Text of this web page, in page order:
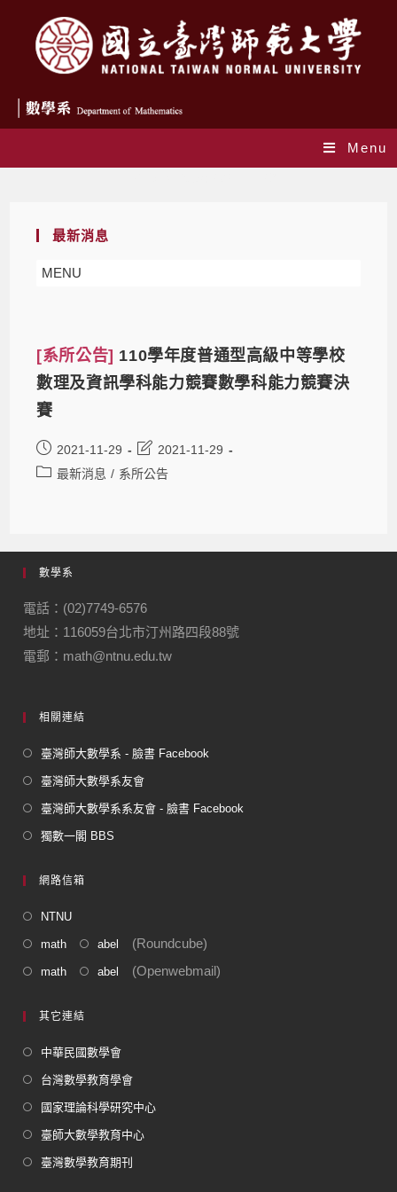
Menu
最新消息
MENU
[系所公告] 110學年度普通型高級中等學校
數理及資訊學科能力競賽數學科能力競賽決
賽
2021-11-29
2021-11-29
最新消息 / 系所公告
數學系
電話：(02)7749-6576
地址：116059台北市汀州路四段88號
電郵：math@ntnu.edu.tw
相關連結
臺灣師大數學系 - 臉書 Facebook
臺灣師大數學系友會
臺灣師大數學系系友會 - 臉書 Facebook
獨數一閣 BBS
網路信箱
NTNU
math abel (Roundcube)
math abel (Openwebmail)
其它連結
中華民國數學會
台灣數學教育學會
國家理論科學研究中心
臺師大數學教育中心
臺灣數學教育期刊